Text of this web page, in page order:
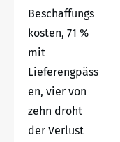
Beschaffungs
kosten, 71 %
mit
Lieferengpäss
en, vier von
zehn droht
der Verlust